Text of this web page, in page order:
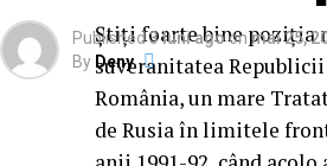
Știți foarte bine poziția
suveranitatea Republicii
România, un mare
de Rusia în limitele
Published3 luni agoon mai 25,
By Deny